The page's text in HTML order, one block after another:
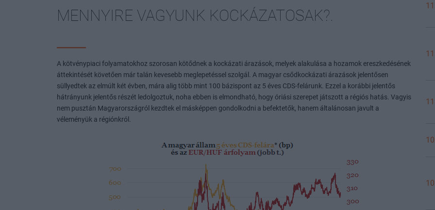
MENNYIRE VAGYUNK KOCKÁZATOSAK?.
A kötvénypiaci folyamatokhoz szorosan kötődnek a kockázati árazások, melyek alakulása a hozamok ereszkedésének
áttekintését követően már talán kevesebb meglepetéssel szolgál. A magyar csődkockázati árazások jelentősen
süllyedtek az elmúlt két évben, mára alig több mint 100 bázispont az 5 éves CDS-felárunk. Ezzel a korábbi jelentős
hátrányunk jelentős részét ledolgoztuk, noha ebben is elmondható, hogy óriási szerepet játszott a régiós hatás. Vagyis
nem pusztán Magyarországról kezdtek el másképpen gondolkodni a befektetők, hanem általánosan javult a
véleményük a régiónkról.